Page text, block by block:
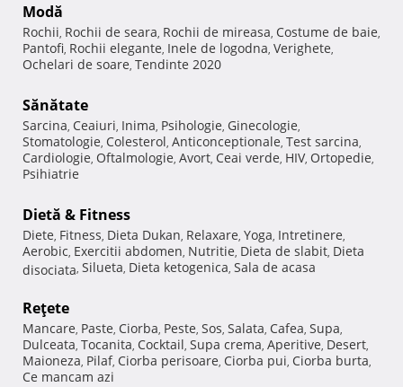
Modă
Rochii, Rochii de seara, Rochii de mireasa, Costume de baie,
Pantofi, Rochii elegante, Inele de logodna, Verighete,
Ochelari de soare, Tendinte 2020
Sănătate
Sarcina, Ceaiuri, Inima, Psihologie, Ginecologie,
Stomatologie, Colesterol, Anticonceptionale, Test sarcina,
Cardiologie, Oftalmologie, Avort, Ceai verde, HIV, Ortopedie,
Psihiatrie
Dietă & Fitness
Diete, Fitness, Dieta Dukan, Relaxare, Yoga, Intretinere,
Aerobic, Exercitii abdomen, Nutritie, Dieta de slabit, Dieta
disociata, Silueta, Dieta ketogenica, Sala de acasa
Reţete
Mancare, Paste, Ciorba, Peste, Sos, Salata, Cafea, Supa,
Dulceata, Tocanita, Cocktail, Supa crema, Aperitive, Desert,
Maioneza, Pilaf, Ciorba perisoare, Ciorba pui, Ciorba burta,
Ce mancam azi